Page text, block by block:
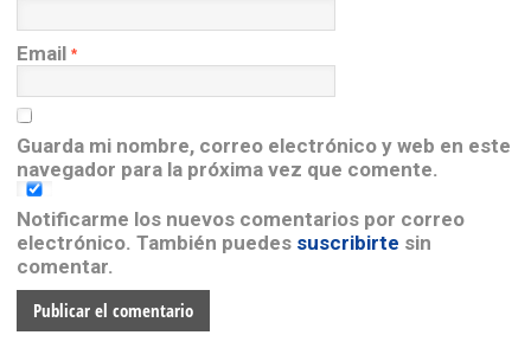
Email *
Guarda mi nombre, correo electrónico y web en este
navegador para la próxima vez que comente.
Notificarme los nuevos comentarios por correo
electrónico. También puedes suscribirte sin
comentar.